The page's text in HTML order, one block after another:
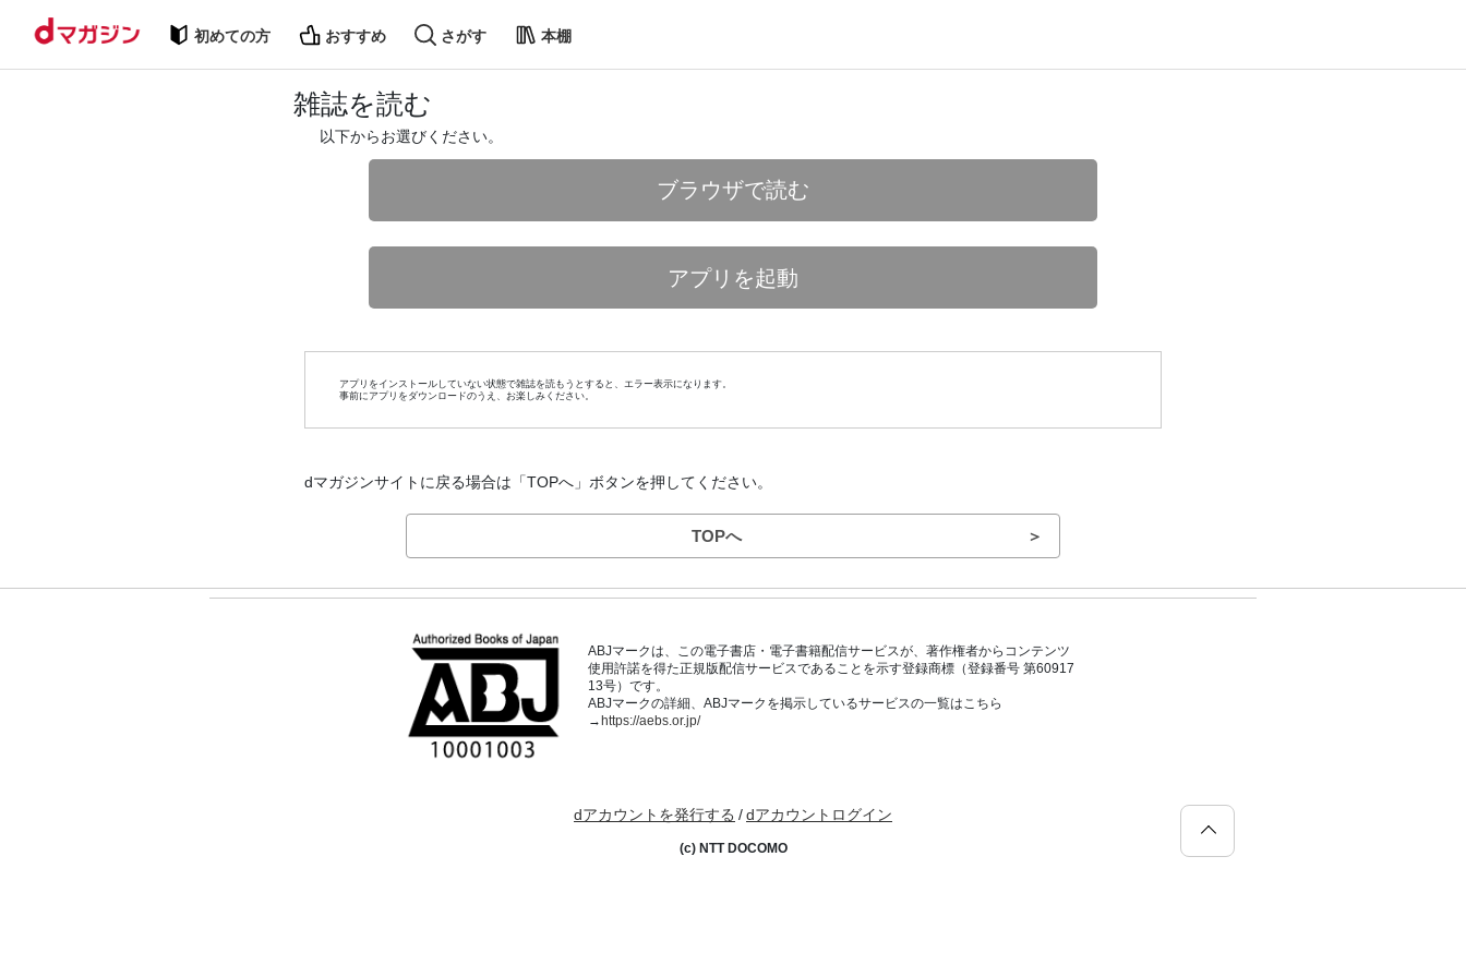
初めての方 おすすめ さがす 本棚
雑誌を読む
以下からお選びください。
ブラウザで読む
アプリを起動
アプリをインストールしていない状態で雑誌を読もうとすると、エラー表示になります。
事前にアプリをダウンロードのうえ、お楽しみください。
dマガジンサイトに戻る場合は「TOPへ」ボタンを押してください。
TOPへ ＞
ABJマークは、この電子書店・電子書籍配信サービスが、著作権者からコンテンツ
使用許諾を得た正規版配信サービスであることを示す登録商標（登録番号 第60917
13号）です。
ABJマークの詳細、ABJマークを掲示しているサービスの一覧はこちら
→https://aebs.or.jp/
dアカウントを発行する /dアカウントログイン
(c) NTT DOCOMO